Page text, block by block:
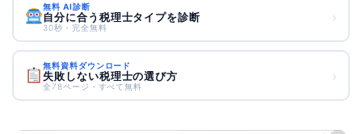
無料 AI診断
自分に合う税理士タイプを診断
30秒・完全無料
›
無料資料ダウンロード
失敗しない税理士の選び方
全78ページ・すべて無料
›